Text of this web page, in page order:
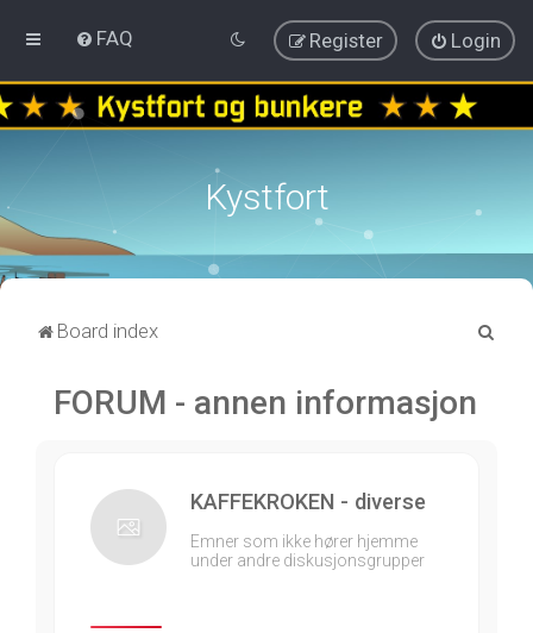
FAQ Login
Register
Kystfort
Board index
FORUM - annen informasjon
KAFFEKROKEN - diverse
Emner som ikke hører hjemme
under andre diskusjonsgrupper